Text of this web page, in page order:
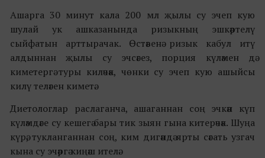
Ашарга 30 минут кала 200 мл җылы су эчеп кую
шулай ук ашказанында ризыкның эшкәртелү
сыйфатын арттырачак. Өстәвенә ризык кабул итү
алдыннан җылы су эчсәгез, порция күләмен дә
киметергә туры киләчәк, чөнки су эчеп кую ашыйсы
килү теләген киметә.
Диетологлар раслаганча, ашаганнан соң эчкән күп
күләмдәге су кешегә бары тик зыян гына китерәчәк. Шуңа
күрә, тукланганнан соң, ким дигәндә ярты сәгать узгач
кына су эчәргә киңәш ителә.